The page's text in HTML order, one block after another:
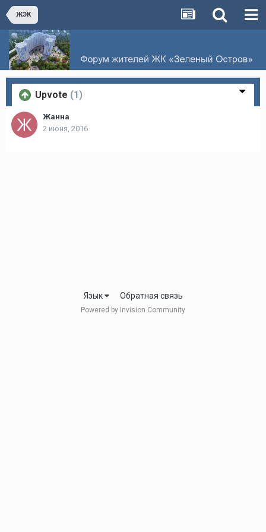
ЖЭК
Upvote (1)
Жанна
2 июня, 2016
Язык Обратная связь
Powered by Invision Community